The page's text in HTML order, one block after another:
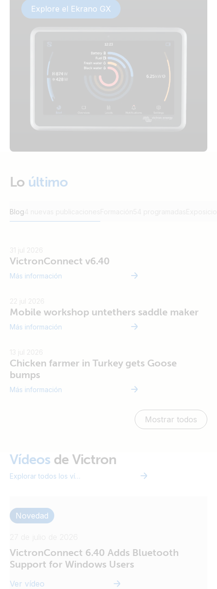
Explore el Ekrano GX
Lo último
Blog
VictronConnect v6.40
Más información
Mobile workshop untethers saddle maker
Más información
Chicken farmer in Turkey gets Goose
bumps
Más información
Mostrar todos
Vídeos de Victron
Explorar todos los vídeos
Novedad
VictronConnect 6.40 Adds Bluetooth
Support for Windows Users
Ver vídeo